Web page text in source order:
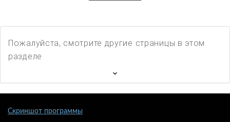
Пожалуйста, смотрите другие страницы в этом
разделе
Скриншот программы